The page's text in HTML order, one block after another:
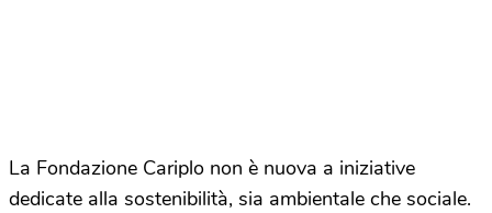
La Fondazione Cariplo non è nuova a iniziative
dedicate alla sostenibilità, sia ambientale che sociale.